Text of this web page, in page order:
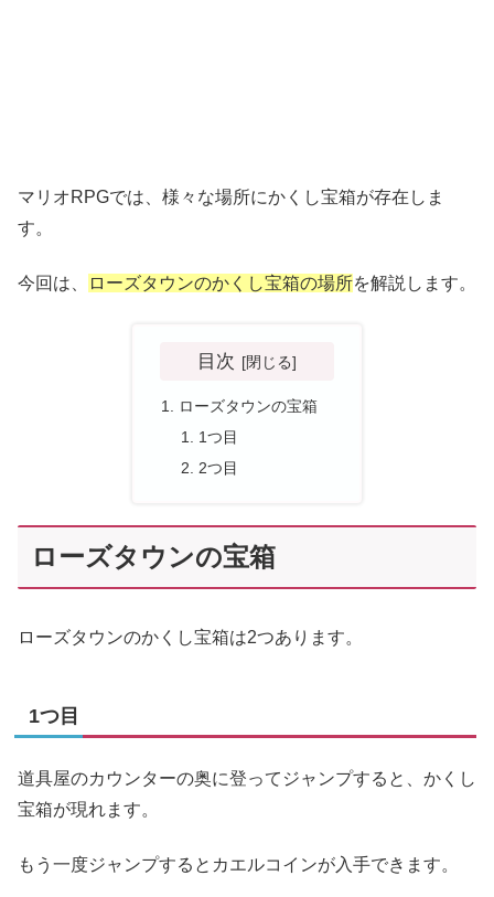
マリオRPGでは、様々な場所にかくし宝箱が存在しま
す。
今回は、 ローズタウンのかくし宝箱の場所を解説します。
目次
ローズタウンの宝箱
1つ目
2つ目
ローズタウンの宝箱
ローズタウンのかくし宝箱は2つあります。
1つ目
道具屋のカウンターの奥に登ってジャンプすると、かくし
宝箱が現れます。
もう一度ジャンプするとカエルコインが入手できます。